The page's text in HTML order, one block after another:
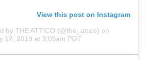
View this post on Instagram
by THE ATTICO (@the_attico) on
12, 2019 at 3:09am PDT